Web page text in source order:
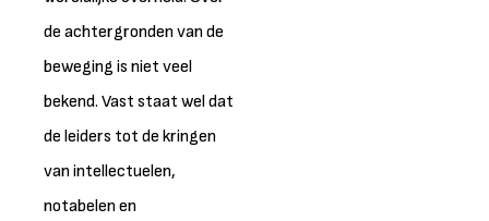
de achtergronden van de
beweging is niet veel
bekend. Vast staat wel dat
de leiders tot de kringen
van intellectuelen,
notabelen en